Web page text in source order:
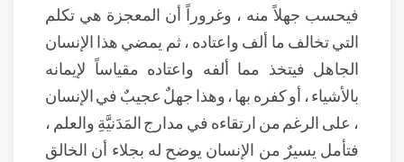
فيحسب جهلاً منه ، وغروراً أن المعجزة هي تكلم
التي تخالف ما ألف واعتاده ، ثم يمضي هذا الإنسان
الجاهل فيتخذ مما ألفه واعتاده مقياساً لإيمانه
بالأشياء ، أو كفره بها ، وهذا جهلٌ عجيبٌ في الإنسان
، على الرغم من ارتقاءه في مدارج المَدَنيَّةِ والعلم ،
فتأمل يسيرٌ من الإنسان يوضح له بجلاء أن الخالق